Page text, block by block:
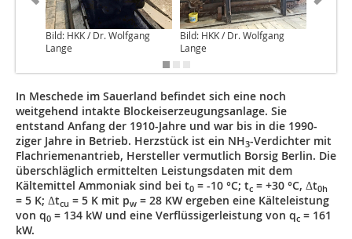
Bild: HKK / Dr. Wolfgang
Lange
Bild: HKK / Dr. Wolfgang
Lange
In Meschede im Sauerland befindet sich eine noch
weitgehend intakte Blockeiserzeugungsanlage. Sie
entstand Anfang der 1910-Jahre und war bis in die 1990-
ziger Jahre in Betrieb. Herzstück ist ein NH3-Verdichter mit
Flachriemenantrieb, Hersteller vermutlich Borsig Berlin. Die
überschläglich ermittelten Leistungsdaten mit dem
Kältemittel Ammoniak sind bei t0 = -10 °C; tc = +30 °C, Δt0h
= 5 K; Δtcu = 5 K mit pw = 28 KW ergeben eine Kälteleistung
von q0 = 134 kW und eine Verflüssigerleistung von qc = 161
kW.